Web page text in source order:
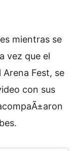
mientras se
vez que el
Arena Fest, se
con sus